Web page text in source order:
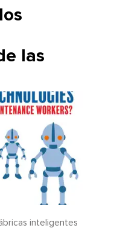
las
inteligentes